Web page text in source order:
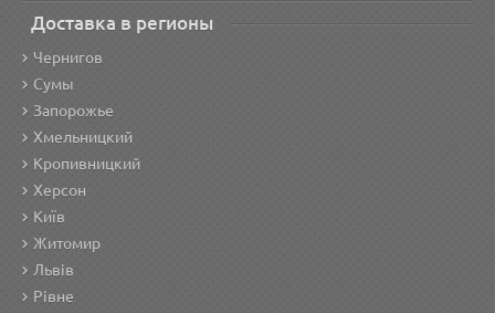
Доставка в регионы
Чернигов
Сумы
Запорожье
Хмельницкий
Кропивницкий
Херсон
Київ
Житомир
Львів
Рівне